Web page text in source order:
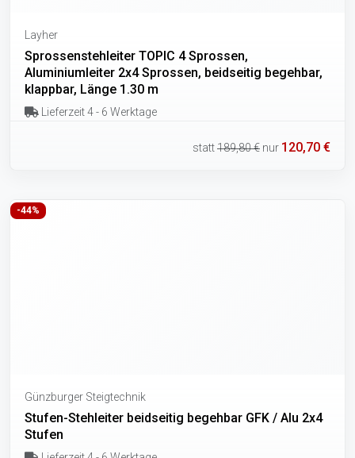
Layher
Sprossenstehleiter TOPIC 4 Sprossen,
Aluminiumleiter 2x4 Sprossen, beidseitig begehbar,
klappbar, Länge 1.30 m
Lieferzeit 4 - 6 Werktage
statt189,80 € nur 120,70 €
-44%
Günzburger Steigtechnik
Stufen-Stehleiter beidseitig begehbar GFK / Alu 2x4
Stufen